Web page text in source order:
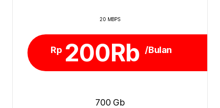
20 MBPS
Rp 200Rb /Bulan
700 Gb